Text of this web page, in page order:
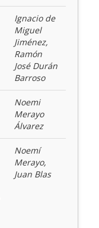
Ignacio de
Miguel
Jiménez,
Ramón
José Durán
Barroso
Noemi
Merayo
Álvarez
Noemí
Merayo,
Juan Blas